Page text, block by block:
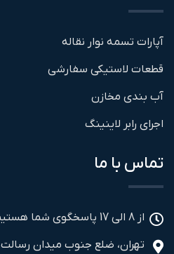
آپارات تسمه نوار نقاله
قطعات لاستیکی سفارشی
آب بندی مخازن
اجرای رابر لاینینگ
تماس با ما
از 8 الی 17 پاسخگوی شما هستیم...